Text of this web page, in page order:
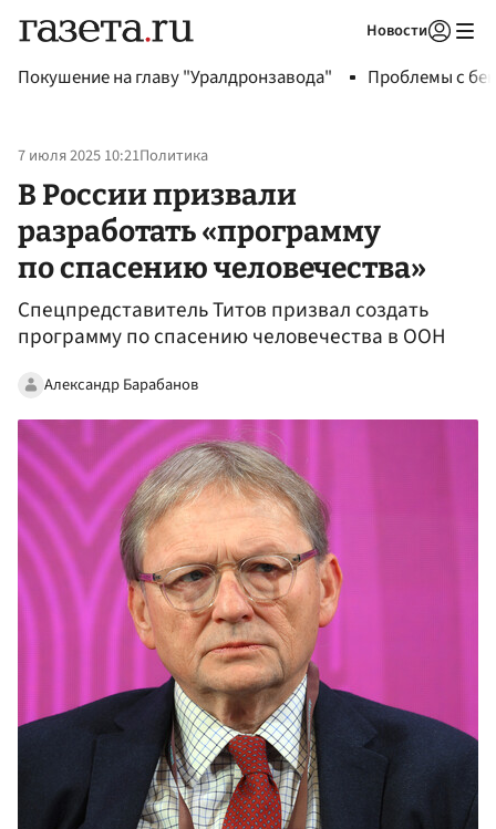
Новости
Покушение на главу "Уралдронзавода" Проблемы с
7 июля 2025 10:21Политика
В России призвали
разработать «программу
по спасению человечества»
Спецпредставитель Титов призвал создать
программу по спасению человечества в ООН
Александр Барабанов